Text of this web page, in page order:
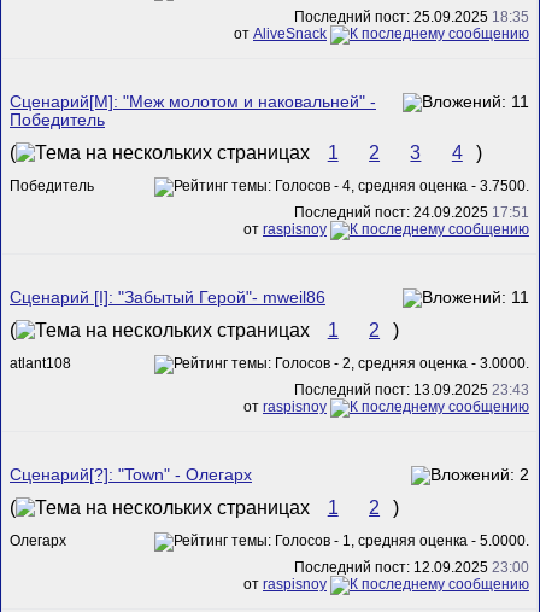
Последний пост: 25.09.2025 18:35
от AliveSnack
Сценарий[M]: "Меж молотом и наковальней" -
Победитель
( 1 2 3 4 )
Победитель
Последний пост: 24.09.2025 17:51
от raspisnoy
Сценарий [I]: "Забытый Герой"- mweil86
( 1 2 )
atlant108
Последний пост: 13.09.2025 23:43
от raspisnoy
Сценарий[?]: "Town" - Олегарх
( 1 2 )
Олегарх
Последний пост: 12.09.2025 23:00
от raspisnoy